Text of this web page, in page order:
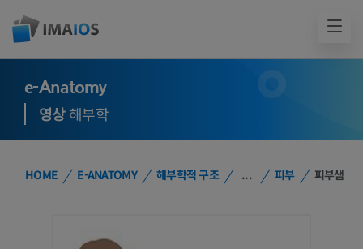
e-Anatomy
영상해부학
HOME E-ANATOMY 해부학적 구조 ... 피부 피부샘